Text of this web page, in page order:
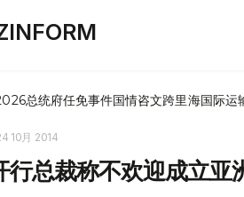
总统府任免事件国情咨文跨里海国际运
10月 2014
行总裁称不欢迎成立亚